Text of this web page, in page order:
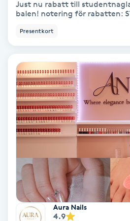
PRP (Platelet Rich Plasma)
PRX-T33
Psoriasis
Rakning
Reflexologi
Just nu rabatt till
balen! notering för rabatten:
Presentkort
Aura Nails
4.9